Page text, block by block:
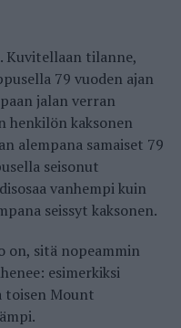
Kuvitellaan tilanne,
79 vuoden ajan
jalan verran
henkilön kaksonen
alempana samaiset 79
seisonut
vanhempi kuin
seissyt kaksonen.
on, sitä nopeammin
esimerkiksi
toisen Mount